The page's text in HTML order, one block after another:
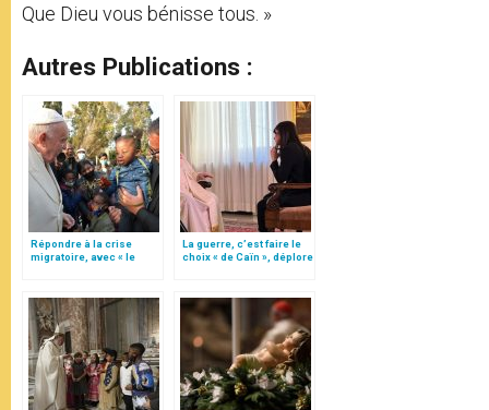
Que Dieu vous bénisse tous. »
Autres Publications :
Répondre à la crise
migratoire, avec « le
La guerre, c’est faire le
choix « de Caïn », déplore